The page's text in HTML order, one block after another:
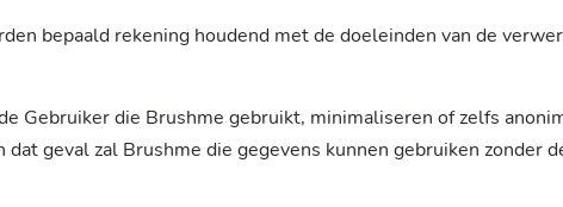
bepaald rekening houdend met de doeleinden van de
Gebruiker die Brushme gebruikt, minimaliseren of zelfs
geval zal Brushme die gegevens kunnen gebruiken zonder